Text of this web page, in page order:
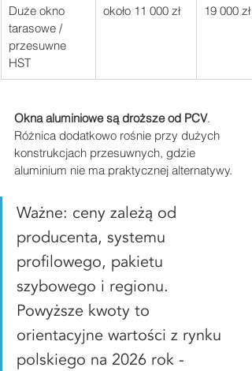
Duże okno
tarasowe /
przesuwne
HST
około 11 000 zł 19 000 zł
Okna aluminiowe są droższe od PCV.
Różnica dodatkowo rośnie przy dużych
konstrukcjach przesuwnych, gdzie
aluminium nie ma praktycznej alternatywy.
Ważne: ceny zależą od
producenta, systemu
profilowego, pakietu
szybowego i regionu.
Powyższe kwoty to
orientacyjne wartości z rynku
polskiego na 2026 rok -